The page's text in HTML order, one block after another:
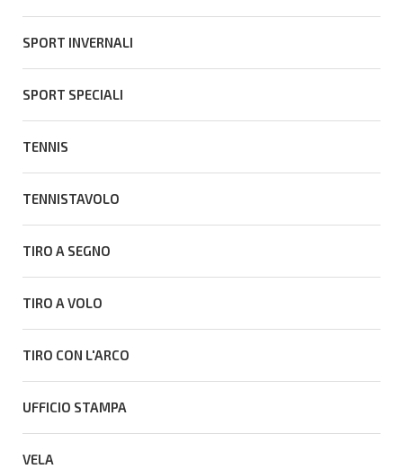
SPORT INVERNALI
SPORT SPECIALI
TENNIS
TENNISTAVOLO
TIRO A SEGNO
TIRO A VOLO
TIRO CON L'ARCO
UFFICIO STAMPA
VELA